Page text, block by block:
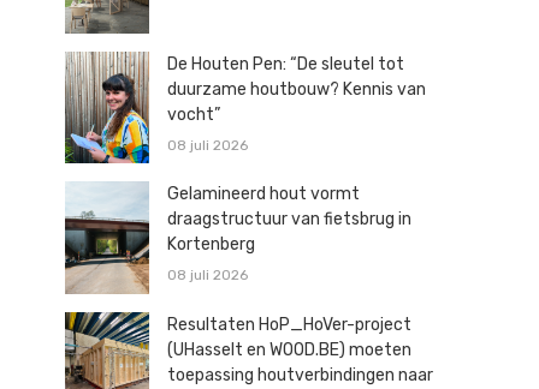
De Houten Pen: “De sleutel tot
duurzame houtbouw? Kennis van
vocht”
08 juli 2026
Gelamineerd hout vormt
draagstructuur van fietsbrug in
Kortenberg
08 juli 2026
Resultaten HoP_HoVer-project
(UHasselt en WOOD.BE) moeten
toepassing houtverbindingen naar